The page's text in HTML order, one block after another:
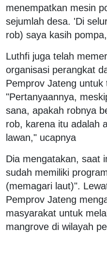
menempatkan mesin
sejumlah desa. 'Di
rob) saya kasih
Luthfi juga telah
organisasi perangkat
Pemprov Jateng untuk
"Pertanyaannya,
sana, apakah robnya
rob, karena itu adalah
lawan," ucapnya
Dia mengatakan, saat
sudah memiliki
(memagari laut)".
Pemprov Jateng
masyarakat untuk
mangrove di wilayah